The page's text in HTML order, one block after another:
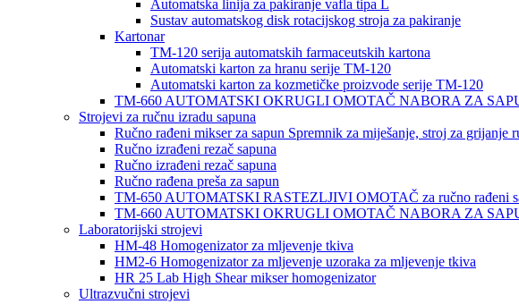
Automatska linija za pakiranje vafla tipa L
Sustav automatskog disk rotacijskog stroja za pakiranje
Kartonar
TM-120 serija automatskih farmaceutskih kartona
Automatski karton za hranu serije TM-120
Automatski karton za kozmetičke proizvode serije TM-120
TM-660 AUTOMATSKI OKRUGLI OMOTAČ NABORA ZA
Strojevi za ručnu izradu sapuna
Ručno rađeni mikser za sapun Spremnik za miješanje, stroj za grijanje
Ručno izrađeni rezač sapuna
Ručno izrađeni rezač sapuna
Ručno rađena preša za sapun
TM-650 AUTOMATSKI RASTEZLJIVI OMOTAČ za ručno rađeni
TM-660 AUTOMATSKI OKRUGLI OMOTAČ NABORA ZA
Laboratorijski strojevi
HM-48 Homogenizator za mljevenje tkiva
HM2-6 Homogenizator za mljevenje uzoraka za mljevenje tkiva
HR 25 Lab High Shear mikser homogenizator
Ultrazvučni strojevi